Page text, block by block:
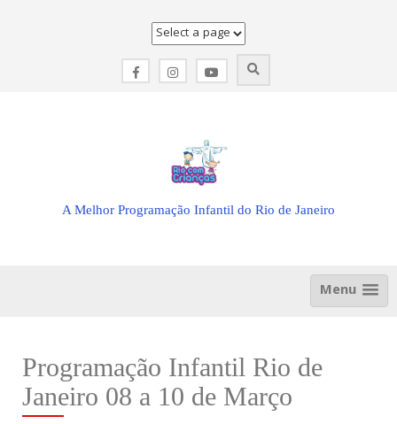
A Melhor Programação Infantil do Rio de Janeiro
Menu
Programação Infantil Rio de
Janeiro 08 a 10 de Março